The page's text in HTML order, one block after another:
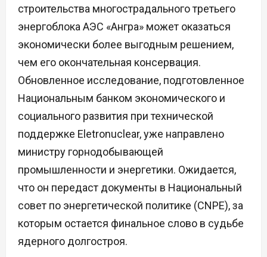
строительства многострадального третьего
энергоблока АЭС «Ангра» может оказаться
экономически более выгодным решением,
чем его окончательная консервация.
Обновленное исследование, подготовленное
Национальным банком экономического и
социального развития при технической
поддержке Eletronuclear, уже направлено
министру горнодобывающей
промышленности и энергетики. Ожидается,
что он передаст документы в Национальный
совет по энергетической политике (CNPE), за
которым остается финальное слово в судьбе
ядерного долгостроя.